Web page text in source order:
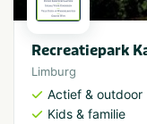
Recreatiepark
Limburg
Actief & outdoor
Kids & familie